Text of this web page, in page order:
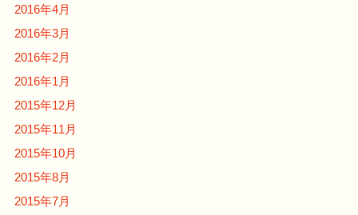
2016年4月
2016年3月
2016年2月
2016年1月
2015年12月
2015年11月
2015年10月
2015年8月
2015年7月